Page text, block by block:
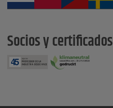
Socios y certificados